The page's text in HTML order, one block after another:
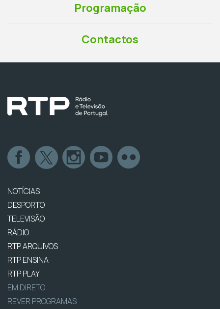
Programação
Contactos
NOTÍCIAS
DESPORTO
TELEVISÃO
RÁDIO
RTP ARQUIVOS
RTP ENSINA
RTP PLAY
EM DIRETO
REVER PROGRAMAS